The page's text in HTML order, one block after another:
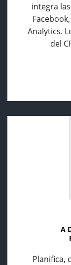
integra
Analytics.
del
Planifica,